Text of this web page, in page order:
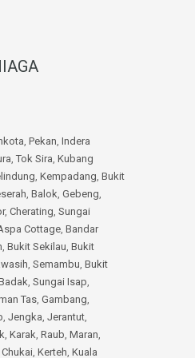
, Pekan, Indera
, Tok Sira, Kubang
, Kempadang, Bukit
, Balok, Gebeng,
, Cherating, Sungai
Cottage, Bandar
, Bukit Sekilau, Bukit
, Semambu, Bukit
, Sungai Isap,
Tas, Gambang,
, Jengka, Jerantut,
, Karak, Raub, Maran,
Chukai, Kerteh, Kuala